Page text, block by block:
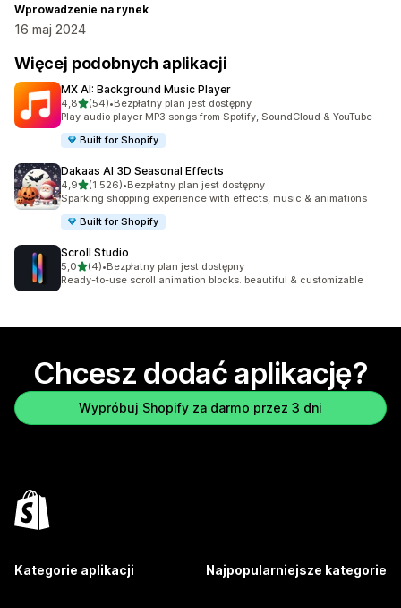
Wprowadzenie na rynek
16 maj 2024
Więcej podobnych aplikacji
MX AI: Background Music Player
4,8na 5 gwiazdek
(54)
Łączna liczba recenzji: 54
•Bezpłatny plan jest dostępny
Play audio player MP3 songs from Spotify, SoundCloud & YouTube
Built for Shopify
Dakaas AI 3D Seasonal Effects
4,9na 5 gwiazdek
(1 526)
Łączna liczba recenzji: 1526
•Bezpłatny plan jest dostępny
Sparking shopping experience with effects, music & animations
Built for Shopify
Scroll Studio
5,0na 5 gwiazdek
(4)
Łączna liczba recenzji: 4
•Bezpłatny plan jest dostępny
Ready-to-use scroll animation blocks. beautiful & customizable
Chcesz dodać aplikację?
Wypróbuj Shopify za darmo przez 3 dni
Kategorie aplikacji Najpopularniejsze kategorie